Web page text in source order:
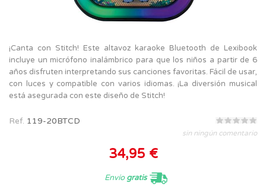
¡Canta con Stitch! Este altavoz karaoke Bluetooth de Lexibook
incluye un micrófono inalámbrico para que los niños a partir de 6
años disfruten interpretando sus canciones favoritas. Fácil de usar,
con luces y compatible con varios idiomas. ¡La diversión musical
está asegurada con este diseño de Stitch!
Ref. 119-20BTCD
sin ningún comentario
34,95 €
Envíogratis